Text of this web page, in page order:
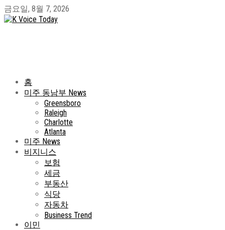
금요일, 8월 7, 2026
홈
미주 동남부 News
Greensboro
Raleigh
Charlotte
Atlanta
미주 News
비지니스
보험
세금
부동산
식당
자동차
Business Trend
이민